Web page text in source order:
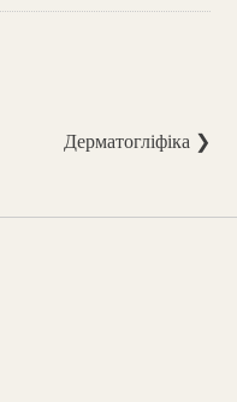
Дерматогліфіка ❯